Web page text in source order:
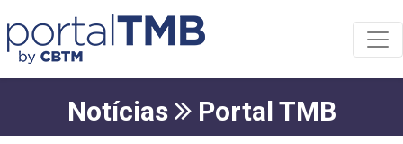
Notícias Portal TMB